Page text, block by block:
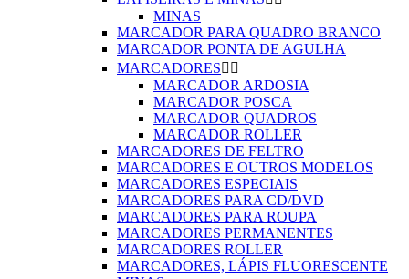
MINAS
MARCADOR PARA QUADRO BRANCO
MARCADOR PONTA DE AGULHA
MARCADORES 
MARCADOR ARDOSIA
MARCADOR POSCA
MARCADOR QUADROS
MARCADOR ROLLER
MARCADORES DE FELTRO
MARCADORES E OUTROS MODELOS
MARCADORES ESPECIAIS
MARCADORES PARA CD/DVD
MARCADORES PARA ROUPA
MARCADORES PERMANENTES
MARCADORES ROLLER
MARCADORES, LÁPIS FLUORESCENTE